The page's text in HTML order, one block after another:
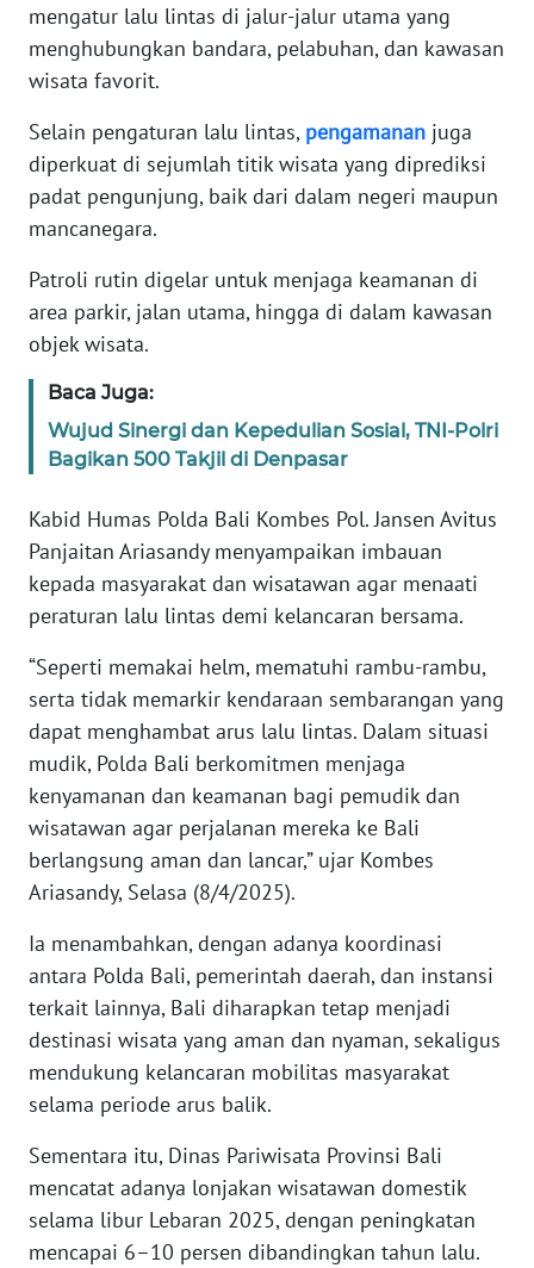
mengatur lalu lintas di jalur-jalur utama yang
menghubungkan bandara, pelabuhan, dan kawasan
wisata favorit.
Selain pengaturan lalu lintas, pengamanan juga
diperkuat di sejumlah titik wisata yang diprediksi
padat pengunjung, baik dari dalam negeri maupun
mancanegara.
Patroli rutin digelar untuk menjaga keamanan di
area parkir, jalan utama, hingga di dalam kawasan
objek wisata.
Baca Juga:
Wujud Sinergi dan Kepedulian Sosial, TNI-Polri
Bagikan 500 Takjil di Denpasar
Kabid Humas Polda Bali Kombes Pol. Jansen Avitus
Panjaitan Ariasandy menyampaikan imbauan
kepada masyarakat dan wisatawan agar menaati
peraturan lalu lintas demi kelancaran bersama.
“Seperti memakai helm, mematuhi rambu-rambu,
serta tidak memarkir kendaraan sembarangan yang
dapat menghambat arus lalu lintas. Dalam situasi
mudik, Polda Bali berkomitmen menjaga
kenyamanan dan keamanan bagi pemudik dan
wisatawan agar perjalanan mereka ke Bali
berlangsung aman dan lancar,” ujar Kombes
Ariasandy, Selasa (8/4/2025).
Ia menambahkan, dengan adanya koordinasi
antara Polda Bali, pemerintah daerah, dan instansi
terkait lainnya, Bali diharapkan tetap menjadi
destinasi wisata yang aman dan nyaman, sekaligus
mendukung kelancaran mobilitas masyarakat
selama periode arus balik.
Sementara itu, Dinas Pariwisata Provinsi Bali
mencatat adanya lonjakan wisatawan domestik
selama libur Lebaran 2025, dengan peningkatan
mencapai 6–10 persen dibandingkan tahun lalu.
WN
JAKARTA
WN
JABAR
WN
BANTEN
NTT
WN
WN
WN
PAPUA
BARAT
WN
RIAU
WN
SERAMBI
WN
WN
SULTRA
WN
NTB
WN
SULBAR